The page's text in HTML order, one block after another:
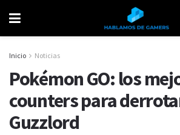
Inicio Noticias
Pokémon GO: los
counters para
Guzzlord